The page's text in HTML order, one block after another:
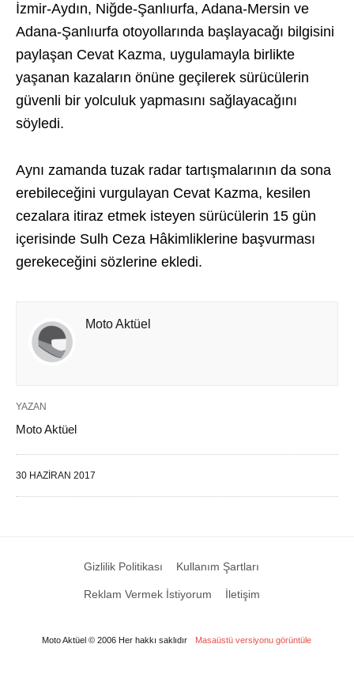
İzmir-Aydın, Niğde-Şanlıurfa, Adana-Mersin ve
Adana-Şanlıurfa otoyollarında başlayacağı bilgisini
paylaşan Cevat Kazma, uygulamayla birlikte
yaşanan kazaların önüne geçilerek sürücülerin
güvenli bir yolculuk yapmasını sağlayacağını
söyledi.
Aynı zamanda tuzak radar tartışmalarının da sona
erebileceğini vurgulayan Cevat Kazma, kesilen
cezalara itiraz etmek isteyen sürücülerin 15 gün
içerisinde Sulh Ceza Hâkimliklerine başvurması
gerekeceğini sözlerine ekledi.
Moto Aktüel
YAZAN
Moto Aktüel
30 HAZIRAN 2017
Gizlilik Politikası Kullanım Şartları
Reklam Vermek İstiyorum İletişim
Moto Aktüel © 2006 Her hakkı saklıdır Masaüstü versiyonu görüntüle